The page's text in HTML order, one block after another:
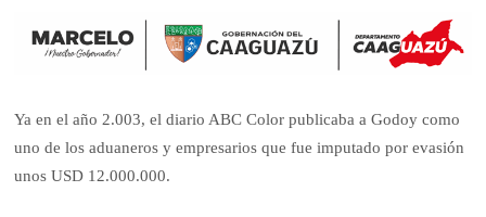
Ya en el año 2.003, el diario ABC Color publicaba a Godoy como
uno de los aduaneros y empresarios que fue imputado por evasión
unos USD 12.000.000.